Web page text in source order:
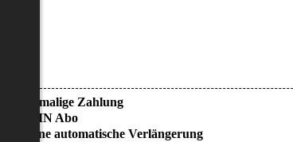
• Einmalige Zahlung
• KEIN Abo
• Keine automatische Verlängerung